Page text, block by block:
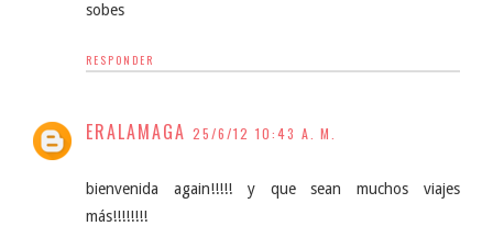
sobes
RESPONDER
ERALAMAGA 25/6/12 10:43 A. M.
bienvenida again!!!!! y que sean muchos viajes
más!!!!!!!!